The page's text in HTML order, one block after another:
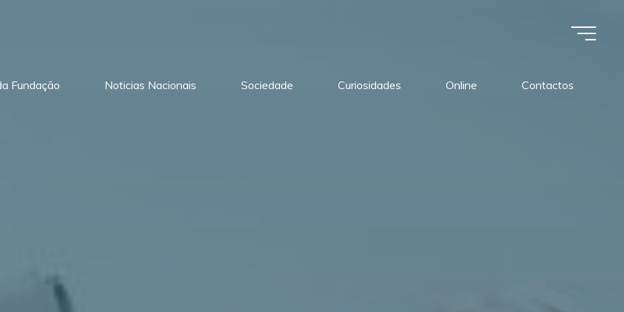
Fundação Noticias Nacionais Sociedade Curiosidades Online Contactos